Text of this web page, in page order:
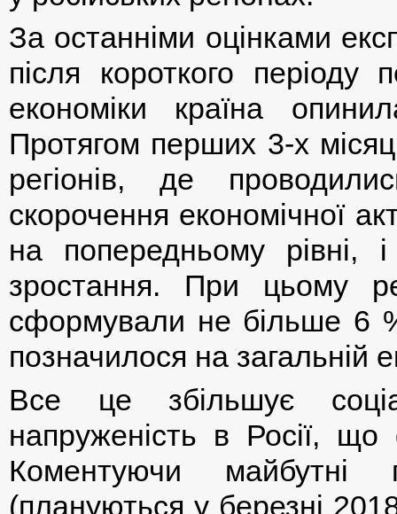
За останніми оцінками
після короткого періоду
економіки країна
Протягом перших 3-х
регіонів, де
скорочення економічної
на попередньому
зростання. При цьому
сформували не більше 6
позначилося на загальній
Все це збільшує
напруженість в Росії,
Коментуючи
(плануються у березні